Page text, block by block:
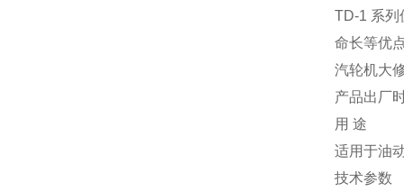
TD-1 系列
命长等优
汽轮机大
产品出厂
用 途
适用于油
技术参数